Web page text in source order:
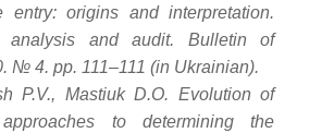
entry: origins and interpretation.
analysis and audit. Bulletin of
№ 4. pp. 111–111 (in Ukrainian).
P.V., Mastiuk D.O. Evolution of
to determining the